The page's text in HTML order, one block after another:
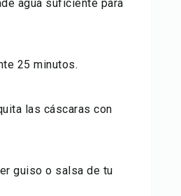
agua suficiente para
25 minutos.
las cáscaras con
guiso o salsa de tu